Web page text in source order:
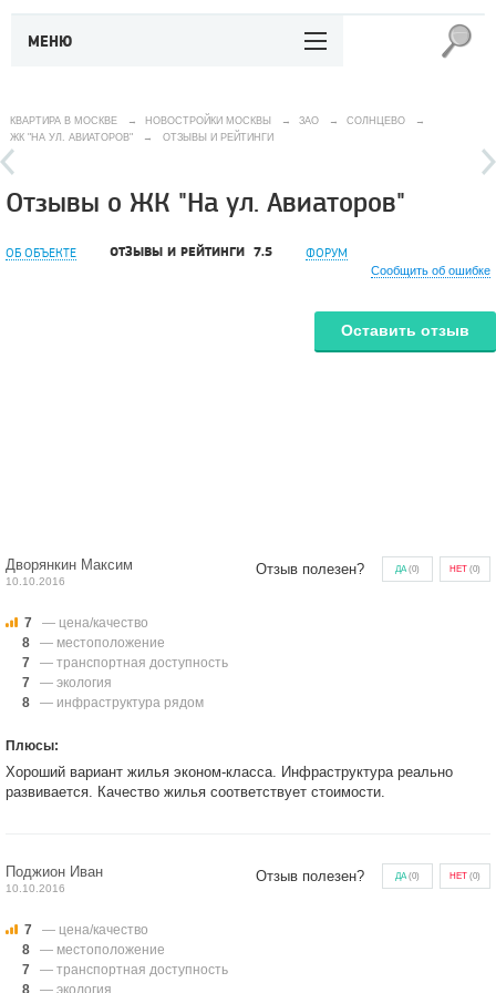
МЕНЮ
КВАРТИРА В МОСКВЕ → НОВОСТРОЙКИ МОСКВЫ → ЗАО → СОЛНЦЕВО
→
ЖК "НА УЛ. АВИАТОРОВ"
→ ОТЗЫВЫ И РЕЙТИНГИ
Отзывы о ЖК "На ул. Авиаторов"
ОБ ОБЪЕКТЕ ОТЗЫВЫ И РЕЙТИНГИ 7.5 ФОРУМ
Сообщить об ошибке
Оставить отзыв
Дворянкин Максим
10.10.2016
Отзыв полезен? ДА(0) НЕТ (0)
7
— цена/качество
8
— местоположение
7
— транспортная доступность
7
— экология
8
— инфраструктура рядом
Плюсы:
Хороший вариант жилья эконом-класса. Инфраструктура реально
развивается. Качество жилья соответствует стоимости.
Поджион Иван
10.10.2016
Отзыв полезен? ДА(0) НЕТ (0)
7
— цена/качество
8
— местоположение
7
— транспортная доступность
8
— экология